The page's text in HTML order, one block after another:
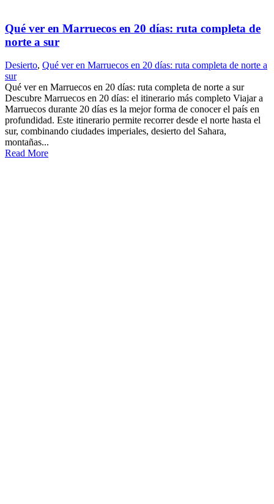
Qué ver en Marruecos en 20 días: ruta completa de
norte a sur
Desierto, Qué ver en Marruecos en 20 días: ruta completa de norte a
sur
Qué ver en Marruecos en 20 días: ruta completa de norte a sur
Descubre Marruecos en 20 días: el itinerario más completo Viajar a
Marruecos durante 20 días es la mejor forma de conocer el país en
profundidad. Este itinerario permite recorrer desde el norte hasta el
sur, combinando ciudades imperiales, desierto del Sahara,
montañas...
Read More